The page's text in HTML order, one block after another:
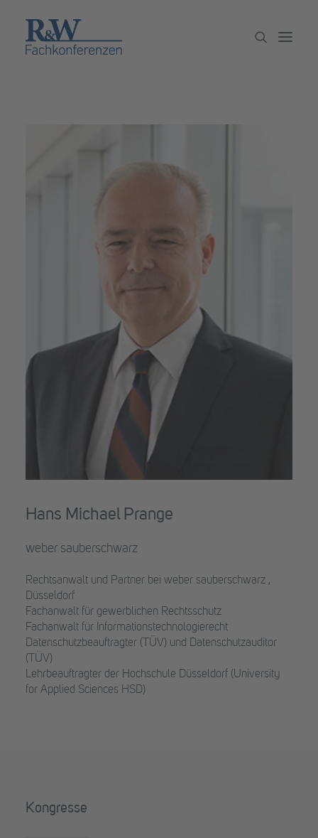
Newsletter
Hans Michael Prange
weber sauberschwarz
Rechtsanwalt und Partner bei weber sauberschwarz ,
Düsseldorf
Fachanwalt für gewerblichen Rechtsschutz
Fachanwalt für Informationstechnologierecht
Datenschutzbeauftragter (TÜV) und Datenschutzauditor
(TÜV)
Lehrbeauftragter der Hochschule Düsseldorf (University
for Applied Sciences HSD)
Kongresse